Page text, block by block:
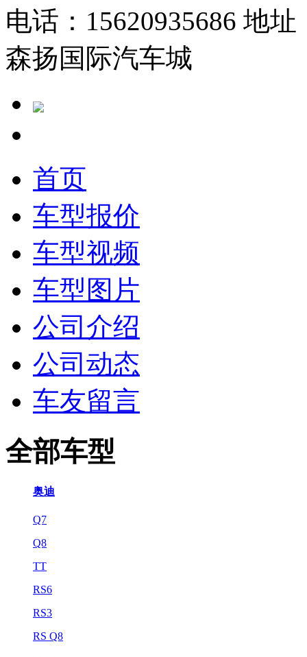
电话：15620935686 地址
森扬国际汽车城
首页
车型报价
车型视频
车型图片
公司介绍
公司动态
车友留言
全部车型
奥迪
Q7
Q8
TT
RS6
RS3
RS Q8